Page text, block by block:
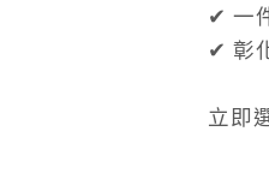
✔ 一
✔ 彰
立即